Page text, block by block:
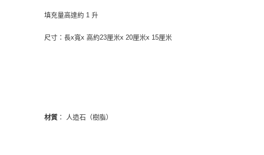
填充量高達約 1 升
尺寸：長x寬x 高約23厘米x 20厘米x 15厘米
材質 ： 人造石（樹脂）